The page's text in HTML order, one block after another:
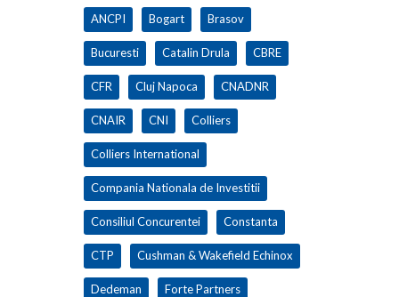
ANCPI Bogart Brasov
Bucuresti Catalin Drula CBRE
CFR Cluj Napoca CNADNR
CNAIR CNI Colliers
Colliers International
Compania Nationala de Investitii
Consiliul Concurentei Constanta
CTP Cushman & Wakefield Echinox
Dedeman Forte Partners